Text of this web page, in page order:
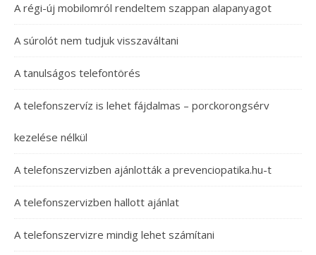
A régi-új mobilomról rendeltem szappan alapanyagot
A súrolót nem tudjuk visszaváltani
A tanulságos telefontörés
A telefonszervíz is lehet fájdalmas – porckorongsérv
kezelése nélkül
A telefonszervizben ajánlották a prevenciopatika.hu-t
A telefonszervizben hallott ajánlat
A telefonszervizre mindig lehet számítani